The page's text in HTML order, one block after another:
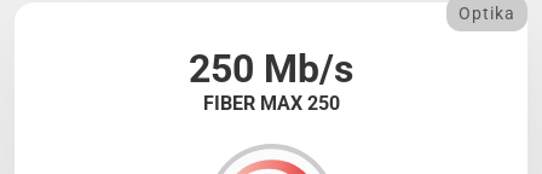
250 Mb/s
FIBER MAX 250
Optika